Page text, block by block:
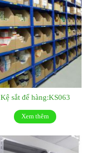
Kệ sắt để hàng:KS063
Xem thêm